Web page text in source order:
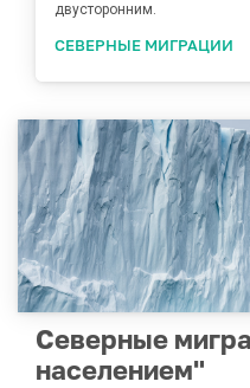
двусторонним.
СЕВЕРНЫЕ МИГРАЦИИ
Северные
населением"